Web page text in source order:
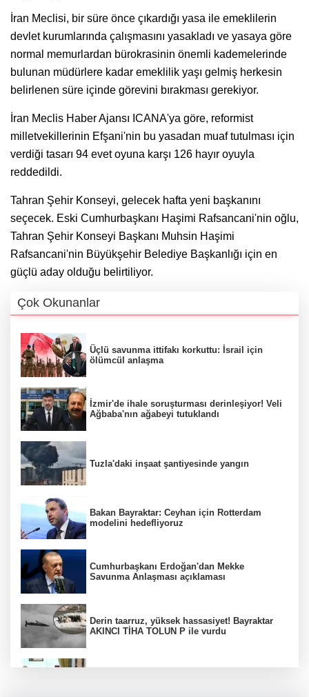
İran Meclisi, bir süre önce çıkardığı yasa ile emeklilerin
devlet kurumlarında çalışmasını yasakladı ve yasaya göre
normal memurlardan bürokrasinin önemli kademelerinde
bulunan müdürlere kadar emeklilik yaşı gelmiş herkesin
belirlenen süre içinde görevini bırakması gerekiyor.
İran Meclis Haber Ajansı ICANA'ya göre, reformist
milletvekillerinin Efşani'nin bu yasadan muaf tutulması için
verdiği tasarı 94 evet oyuna karşı 126 hayır oyuyla
reddedildi.
Tahran Şehir Konseyi, gelecek hafta yeni başkanını
seçecek. Eski Cumhurbaşkanı Haşimi Rafsancani'nin oğlu,
Tahran Şehir Konseyi Başkanı Muhsin Haşimi
Rafsancani'nin Büyükşehir Belediye Başkanlığı için en
güçlü aday olduğu belirtiliyor.
Çok Okunanlar
Üçlü savunma ittifakı korkuttu: İsrail için
ölümcül anlaşma
İzmir'de ihale soruşturması derinleşiyor! Veli
Ağbaba'nın ağabeyi tutuklandı
Tuzla'daki inşaat şantiyesinde yangın
Bakan Bayraktar: Ceyhan için Rotterdam
modelini hedefliyoruz
Cumhurbaşkanı Erdoğan'dan Mekke
Savunma Anlaşması açıklaması
Derin taarruz, yüksek hassasiyet! Bayraktar
AKINCI TİHA TOLUN P ile vurdu